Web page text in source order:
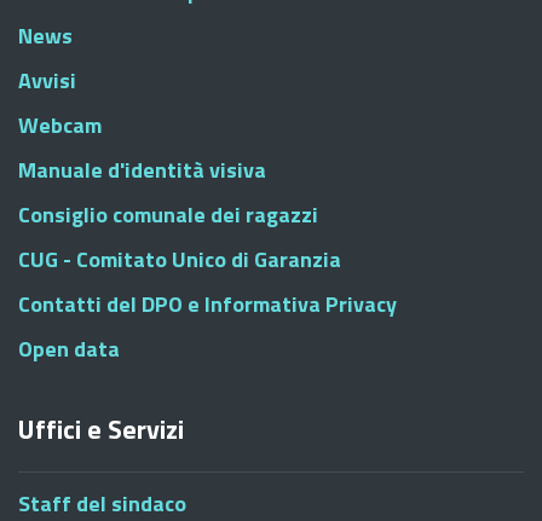
News
Avvisi
Webcam
Manuale d'identità visiva
Consiglio comunale dei ragazzi
CUG - Comitato Unico di Garanzia
Contatti del DPO e Informativa Privacy
Open data
Uffici e Servizi
Staff del sindaco